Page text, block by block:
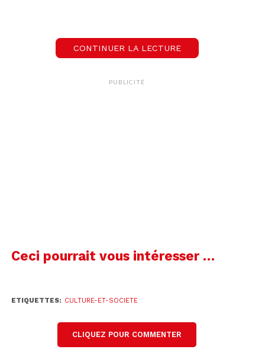
CONTINUER LA LECTURE
PUBLICITÉ
Ceci pourrait vous intéresser …
ETIQUETTES: CULTURE-ET-SOCIETE
CLIQUEZ POUR COMMENTER